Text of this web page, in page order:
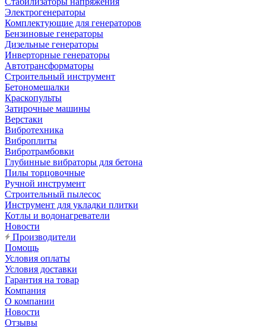
Электрогенераторы
Комплектующие для генераторов
Бензиновые генераторы
Дизельные генераторы
Инверторные генераторы
Автотрансформаторы
Строительный инструмент
Бетономешалки
Краскопульты
Затирочные машины
Верстаки
Вибротехника
Виброплиты
Вибротрамбовки
Глубинные вибраторы для бетона
Пилы торцовочные
Ручной инструмент
Строительный пылесос
Инструмент для укладки плитки
Котлы и водонагреватели
Новости
Производители
Помощь
Условия оплаты
Условия доставки
Гарантия на товар
Компания
О компании
Новости
Отзывы